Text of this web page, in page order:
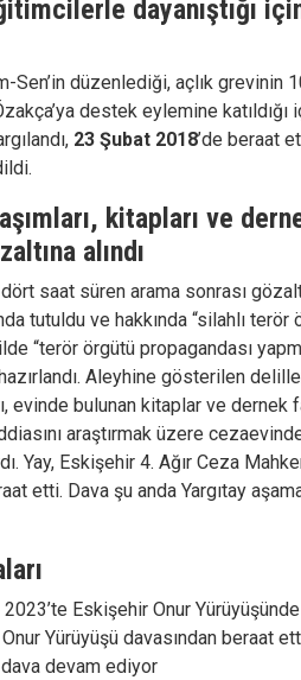
dayanıştığı
Sen’in düzenlediği, açlık grevinin
destek eylemine katıldığı
23 Şubat 2018’de beraat
kitapları ve
alındı
saat süren arama sonrası
tutuldu ve hakkında “silahlı terör
“terör örgütü propagandası
Aleyhine gösterilen
evinde bulunan kitaplar ve dernek
araştırmak üzere
Yay, Eskişehir 4. Ağır Ceza
etti. Dava şu anda Yargıtay
Eskişehir Onur
Onur Yürüyüşü davasından beraat
devam ediyor